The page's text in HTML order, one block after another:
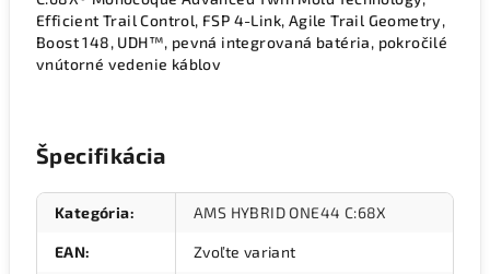
Efficient Trail Control, FSP 4-Link, Agile Trail Geometry,
Boost 148, UDH™, pevná integrovaná batéria, pokročilé
vnútorné vedenie káblov
Špecifikácia
Kategória: AMS HYBRID ONE44 C:68X
EAN: Zvoľte variant